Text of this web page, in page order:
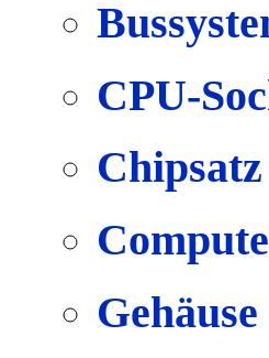
CPU-
Chipsatz
Gehäuse